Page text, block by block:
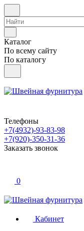
Каталог
По всему сайту
По каталогу
Телефоны
+7(4932)-93-83-98
+7(920)-350-31-36
Заказать звонок
0
Кабинет